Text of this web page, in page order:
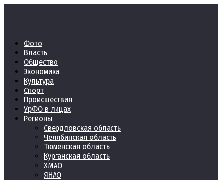
Фото
Власть
Общество
Экономика
Культура
Спорт
Происшествия
УрФО в лицах
Регионы
Свердловская область
Челябинская область
Тюменская область
Курганская область
ХМАО
ЯНАО